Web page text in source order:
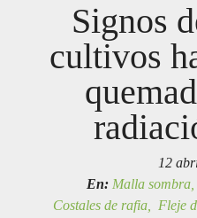
Signos
cultivos
12
En: Malla sombra,
Costales de rafia,
Fleje